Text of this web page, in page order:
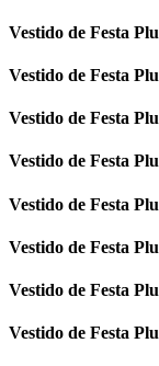
Vestido de Festa
Vestido de Festa
Vestido de Festa
Vestido de Festa
Vestido de Festa
Vestido de Festa
Vestido de Festa
Vestido de Festa